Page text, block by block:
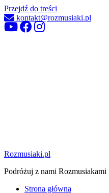
Przejdź do treści
kontakt@rozmusiaki.pl
Rozmusiaki.pl
Podróżuj z nami Rozmusiakami
Strona główna